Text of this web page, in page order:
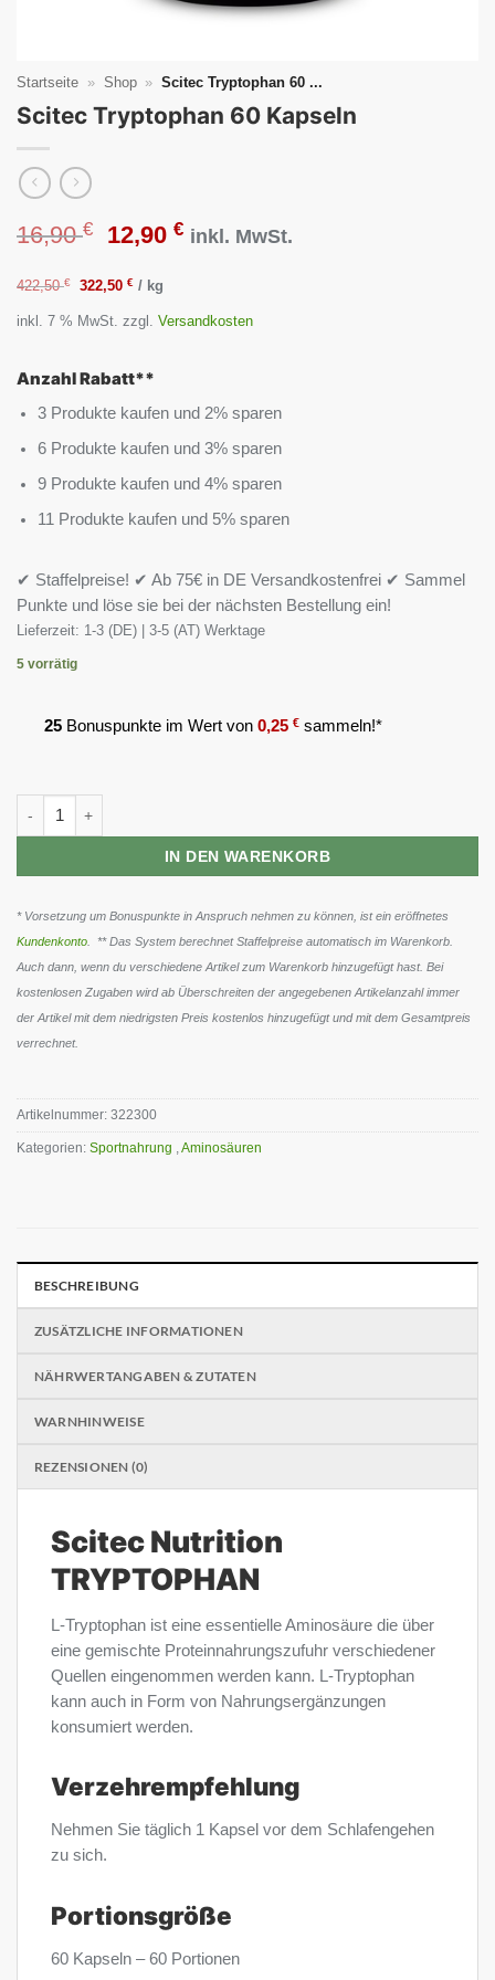
Startseite » Shop » Scitec Tryptophan 60 ...
Scitec Tryptophan 60 Kapseln
16,90€
Ursprünglicher
Preis
war:
16,90 €
12,90 €Aktueller
ist:
inkl. MwSt.
422,50€ 322,50€ / kg
inkl. 7 % MwSt. zzgl. Versandkosten
Anzahl Rabatt**
3 Produkte kaufen und 2% sparen
6 Produkte kaufen und 3% sparen
9 Produkte kaufen und 4% sparen
11 Produkte kaufen und 5% sparen
✔ Staffelpreise! ✔ Ab 75€ in DE Versandkostenfrei ✔ Sammel
Punkte und löse sie bei der nächsten Bestellung ein!
Lieferzeit: 1-3 (DE) | 3-5 (AT) Werktage
5 vorrätig
25 Bonuspunkte im Wert von 0,25 € sammeln!*
Scitec Tryptophan 60 Kapseln Menge
IN DEN WARENKORB
* Vorsetzung um Bonuspunkte in Anspruch nehmen zu können, ist ein eröffnetes
Kundenkonto . ** Das System berechnet Staffelpreise automatisch im Warenkorb.
Auch dann, wenn du verschiedene Artikel zum Warenkorb hinzugefügt hast. Bei
kostenlosen Zugaben wird ab Überschreiten der angegebenen Artikelanzahl immer
der Artikel mit dem niedrigsten Preis kostenlos hinzugefügt und mit dem Gesamtpreis
verrechnet.
Artikelnummer: 322300
Kategorien: Sportnahrung ,Aminosäuren
BESCHREIBUNG
ZUSÄTZLICHE INFORMATIONEN
NÄHRWERTANGABEN & ZUTATEN
WARNHINWEISE
REZENSIONEN (0)
Scitec Nutrition
TRYPTOPHAN
L-Tryptophan ist eine essentielle Aminosäure die über
eine gemischte Proteinnahrungszufuhr verschiedener
Quellen eingenommen werden kann. L-Tryptophan
kann auch in Form von Nahrungsergänzungen
konsumiert werden.
Verzehrempfehlung
Nehmen Sie täglich 1 Kapsel vor dem Schlafengehen
zu sich.
Portionsgröße
60 Kapseln – 60 Portionen